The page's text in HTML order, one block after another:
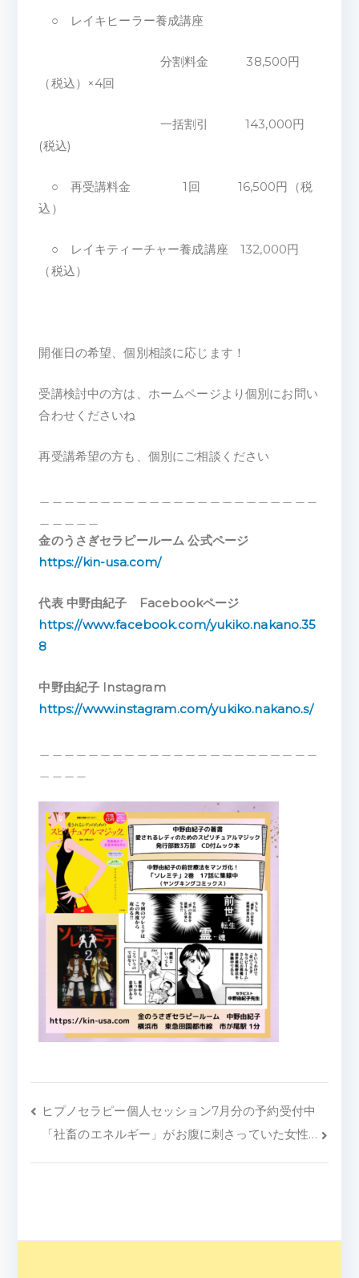
○ レイキヒーラー養成講座
分割料金 38,500円
（税込）×4回
一括割引 143,000円
(税込)
○ 再受講料金 1回 16,500円（税
込）
○ レイキティーチャー養成講座 132,000円
（税込）
開催日の希望、個別相談に応じます！
受講検討中の方は、ホームページより個別にお問い
合わせくださいね
再受講希望の方も、個別にご相談ください
金のうさぎセラピールーム 公式ページ
https://kin-usa.com/
代表 中野由紀子 Facebookページ
https://www.facebook.com/yukiko.nakano.35
8
中野由紀子 Instagram
https://www.instagram.com/yukiko.nakano.s/
ヒプノセラピー個人セッション7月分の予約受付中
「社畜のエネルギー」がお腹に刺さっていた女性…